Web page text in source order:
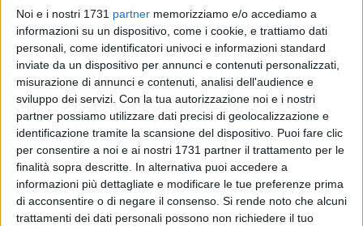
Noi e i nostri 1731 partner memorizziamo e/o accediamo a
informazioni su un dispositivo, come i cookie, e trattiamo dati
personali, come identificatori univoci e informazioni standard
inviate da un dispositivo per annunci e contenuti personalizzati,
misurazione di annunci e contenuti, analisi dell'audience e
sviluppo dei servizi. Con la tua autorizzazione noi e i nostri
partner possiamo utilizzare dati precisi di geolocalizzazione e
identificazione tramite la scansione del dispositivo. Puoi fare clic
per consentire a noi e ai nostri 1731 partner il trattamento per le
finalità sopra descritte. In alternativa puoi accedere a
informazioni più dettagliate e modificare le tue preferenze prima
di acconsentire o di negare il consenso. Si rende noto che alcuni
trattamenti dei dati personali possono non richiedere il tuo
Secondo appuntamento per l'iniziativa estiva "Summer night
bike" organizzata da Biciliæ Fiab. L'associazione biscegliese
ha promosso una nuova ciclopasseggiata a emissioni zero
per giovedì 28 luglio, con ritrovo in programma alle 20:30 in
piazza Margherita. L'evento serale prevede una piacevole